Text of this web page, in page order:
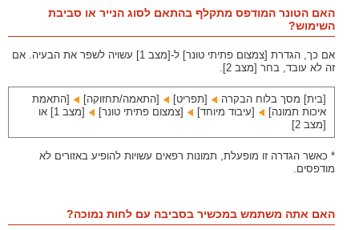
האם הטונר המודפס מתקלף בהתאם לסוג הנייר או סביבת
השימוש?
אם כך, הגדרת [צמצום פתיתי טונר] ל-[מצב 1] עשויה לשפר את הבעיה. אם
זה לא עובד, בחר [מצב 2].
[בית] מסך בלוח הבקרה [תפריט]‏ [התאמה/תחזוקה]‏
[התאמת
איכות תמונה]‏
[עיבוד מיוחד]‏ [צמצום פתיתי טונר]‏
[מצב 1] או
[מצב 2]
* כאשר הגדרה זו מופעלת, תמונות רפאים עשויות להופיע באזורים לא
מודפסים.
האם אתה משתמש במכשיר בסביבה עם לחות נמוכה?